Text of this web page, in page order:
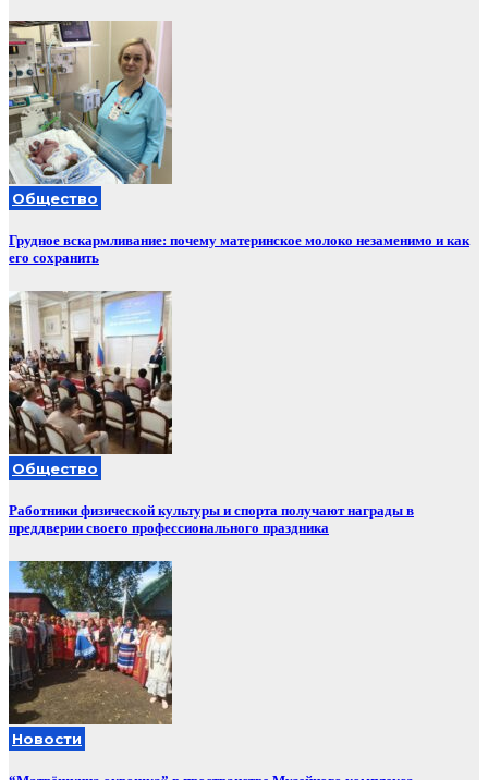
Общество
Грудное вскармливание: почему материнское молоко незаменимо и как
его сохранить
Общество
Работники физической культуры и спорта получают награды в
преддверии своего профессионального праздника
Новости